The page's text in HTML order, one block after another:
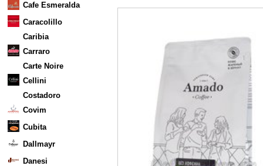
Cafe Esmeralda
Caracolillo
Caribia
Carraro
Carte Noire
Cellini
Costadoro
Covim
Cubita
Dallmayr
Danesi